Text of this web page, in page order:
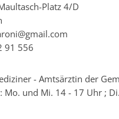
Platz 4/D
91 556
- Amtsärztin der
Mo. und Mi. 14 - 17 Uhr ;